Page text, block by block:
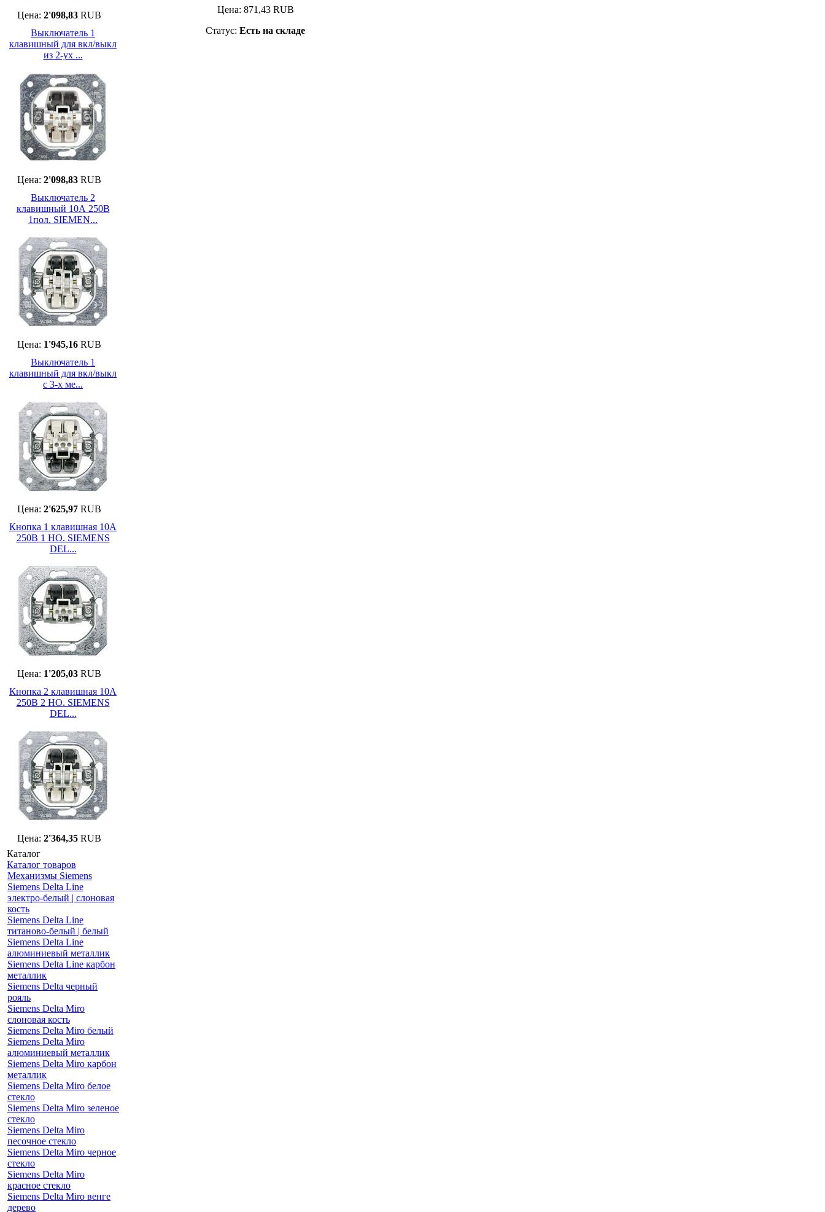
Цена: 2'098,83RUB
Выключатель 1
клавишный для вкл/выкл
из 2-ух ...
Цена: 2'098,83RUB
Выключатель 2
клавишный 10А 250В
1пол. SIEMEN...
Цена: 1'945,16RUB
Выключатель 1
клавишный для вкл/выкл
c 3-х ме...
Цена: 2'625,97RUB
Кнопка 1 клавишная 10А
250В 1 НО. SIEMENS
DEL...
Цена: 1'205,03RUB
Кнопка 2 клавишная 10А
250В 2 НО. SIEMENS
DEL...
Цена: 2'364,35RUB
Каталог
Каталог товаров
Механизмы Siemens
Siemens Delta Line
электро-белый | слоновая
кость
Siemens Delta Line
титаново-белый | белый
Siemens Delta Line
алюминиевый металлик
Siemens Delta Line карбон
металлик
Siemens Delta черный
рояль
Siemens Delta Miro
слоновая кость
Siemens Delta Miro белый
Siemens Delta Miro
алюминиевый металлик
Siemens Delta Miro карбон
металлик
Siemens Delta Miro белое
стекло
Siemens Delta Miro зеленое
стекло
Siemens Delta Miro
песочное стекло
Siemens Delta Miro черное
стекло
Siemens Delta Miro
красное стекло
Siemens Delta Miro венге
дерево
Цена: 871,43RUB
Статус: Есть на складе